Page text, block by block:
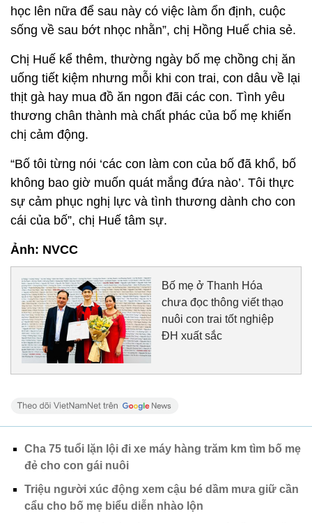
học lên nữa để sau này có việc làm ổn định, cuộc
sống về sau bớt nhọc nhằn”, chị Hồng Huế chia sẻ.
Chị Huế kể thêm, thường ngày bố mẹ chồng chị ăn
uống tiết kiệm nhưng mỗi khi con trai, con dâu về lại
thịt gà hay mua đồ ăn ngon đãi các con. Tình yêu
thương chân thành mà chất phác của bố mẹ khiến
chị cảm động.
“Bố tôi từng nói ‘các con làm con của bố đã khổ, bố
không bao giờ muốn quát mắng đứa nào’. Tôi thực
sự cảm phục nghị lực và tình thương dành cho con
cái của bố”, chị Huế tâm sự.
Ảnh: NVCC
Bố mẹ ở Thanh Hóa
chưa đọc thông viết thạo
nuôi con trai tốt nghiệp
ĐH xuất sắc
Cha 75 tuổi lặn lội đi xe máy hàng trăm km tìm bố mẹ
đẻ cho con gái nuôi
Triệu người xúc động xem cậu bé dầm mưa giữ cần
cẩu cho bố mẹ biểu diễn nhào lộn